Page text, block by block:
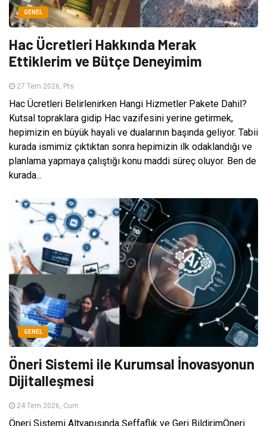
GENEL
Hac Ücretleri Hakkında Merak
Ettiklerim ve Bütçe Deneyimim
27 Tem 2026, Pts
Hac Ücretleri Belirlenirken Hangi Hizmetler Pakete Dahil?
Kutsal topraklara gidip Hac vazifesini yerine getirmek,
hepimizin en büyük hayali ve dualarının başında geliyor. Tabii
kurada ismimiz çıktıktan sonra hepimizin ilk odaklandığı ve
planlama yapmaya çalıştığı konu maddi süreç oluyor. Ben de
kurada...
GENEL
Öneri Sistemi ile Kurumsal İnovasyonun
Dijitalleşmesi
24 Tem 2026, Cum
Öneri Sistemi Altyapısında Şeffaflık ve Geri BildirimÖneri